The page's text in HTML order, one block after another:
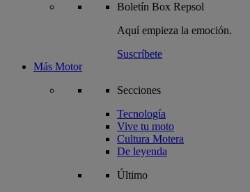
Boletín Box Repsol
Aquí empieza la emoción.
Suscríbete
Más Motor
Secciones
Tecnología
Vive tu moto
Cultura Motera
De leyenda
Último